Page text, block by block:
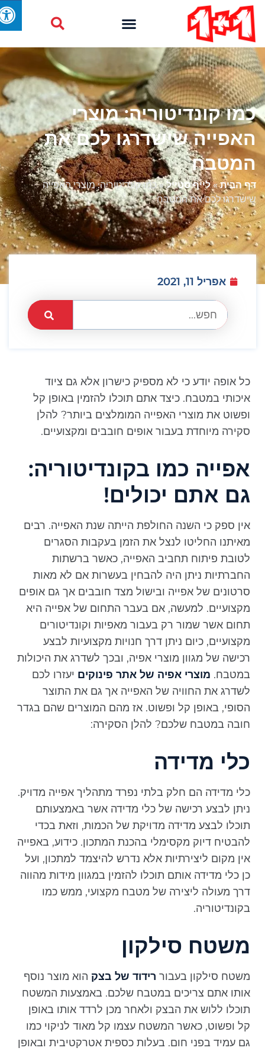
כמו קונדיטוריה: מוצרי
האפייה שישדרגו לכם את
המטבח
דף הבית»לייף סטייל»כמו קונדיטוריה: מוצרי האפייה
שישדרגו לכם את המטבח
אפריל 11, 2021
כל אופה יודע כי לא מספיק כישרון אלא גם ציוד
איכותי במטבח. כיצד אתם תוכלו להזמין באופן קל
ופשוט את מוצרי האפייה המומלצים ביותר? להלן
סקירה מיוחדת בעבור אופים חובבים ומקצועיים.
אפייה כמו בקונדיטוריה:
גם אתם יכולים!
אין ספק כי השנה החולפת הייתה שנת האפייה. רבים
מאיתנו החליטו לנצל את הזמן בעקבות הסגרים
לטובת פיתוח תחביב האפייה, כאשר ברשתות
החברתיות ניתן היה להבחין בעשרות אם לא מאות
סרטונים של אפייה ובישול מצד חובבים אך גם אופים
מקצועיים. למעשה, אם בעבר התחום של אפייה היא
תחום אשר שמור רק בעבור מאפיות וקונדיטורים
מקצועיים, כיום ניתן דרך חנויות מקצועיות לבצע
רכישה של מגוון מוצרי אפיה, ובכך לשדרג את היכולות
במטבח.מוצרי אפיה של אתר פינוקיםיעזרו לכם
לשדרג את החוויה של האפייה אך גם את התוצר
הסופי, באופן קל ופשוט. אז מהם המוצרים שהם בגדר
חובה במטבח שלכם? להלן הסקירה:
כלי מדידה
כלי מדידה הם חלק בלתי נפרד מתהליך אפייה מדויק.
ניתן לבצע רכישה של כלי מדידה אשר באמצעותם
תוכלו לבצע מדידה מדויקת של הכמות, וזאת בכדי
להבטיח דיוק מקסימלי בהכנת המתכון. כידוע, באפייה
אין מקום ליצירתיות אלא נדרש להיצמד למתכון, ועל
כן כלי מדידה אותם תוכלו להזמין במגוון מידות מהווה
דרך מעולה ליצירה של מטבח מקצועי, ממש כמו
בקונדיטוריה.
משטח סילקון
משטח סילקון בעבוררידוד של בצקהוא מוצר נוסף
אותו אתם צריכים במטבח שלכם. באמצעות המשטח
תוכלו ללוש את הבצק ולאחר מכן לרדד אותו באופן
קל ופשוט, כאשר המשטח עצמו קל מאוד לניקוי כמו
גם עמיד בפני חום. בעלות כספית אטרקטיבית ובאופן